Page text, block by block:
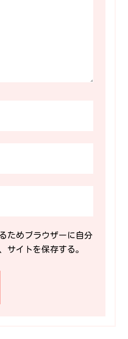
ためブラウザーに自分
サイトを保存する。